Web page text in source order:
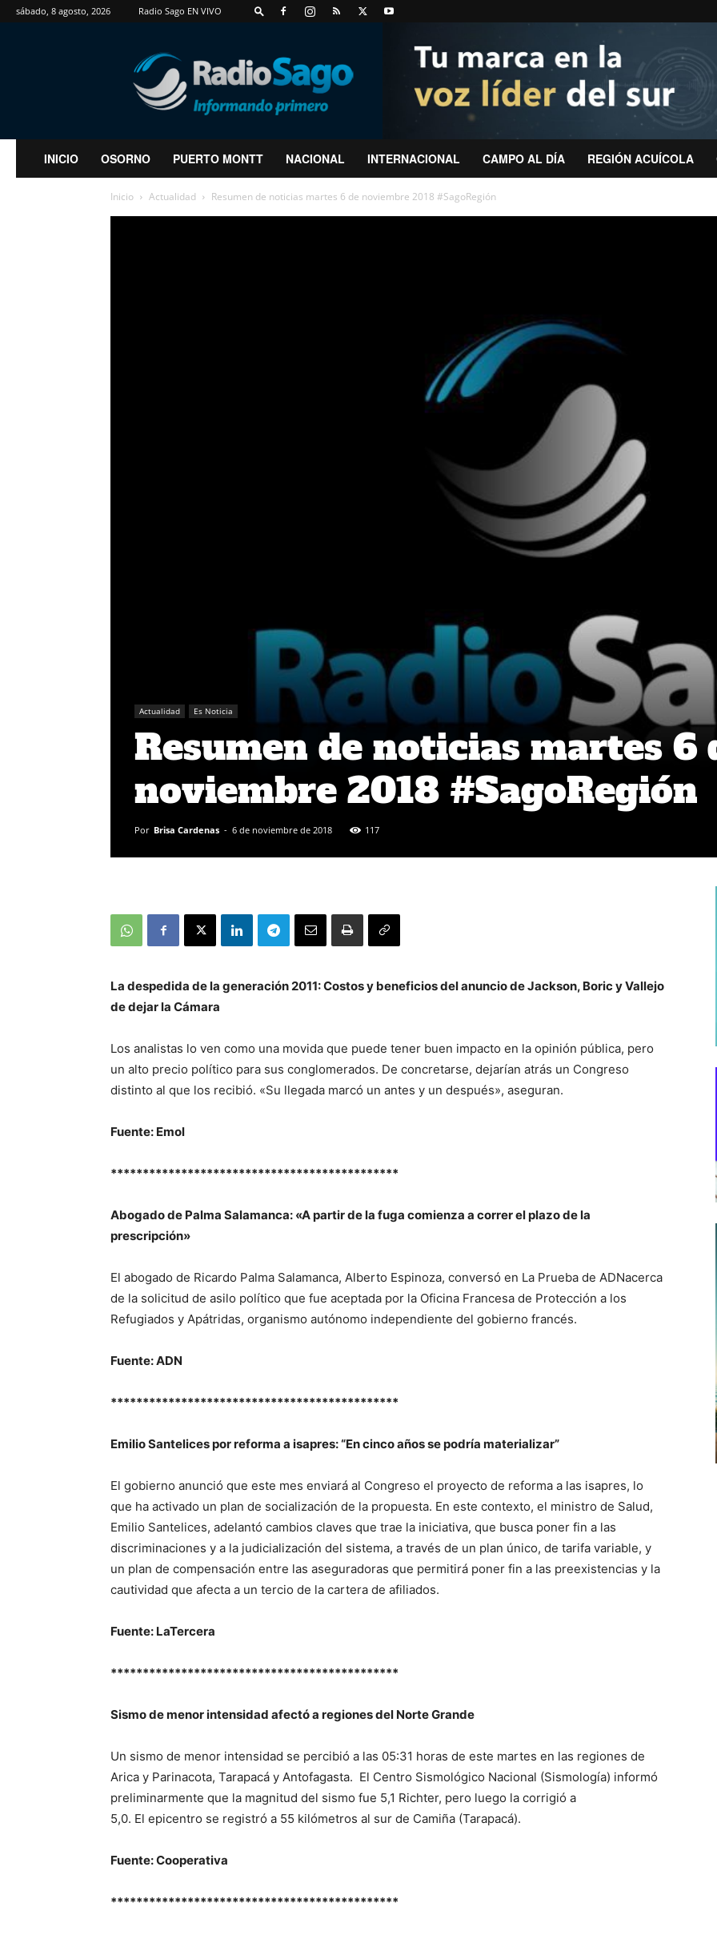
sábado, 8 agosto, 2026 Radio Sago EN VIVO
RadioSago
INICIO OSORNO PUERTO MONTT NACIONAL INTERNACIONAL CAMPO AL DÍA REGIÓN ACUÍCOLA
Inicio Actualidad Resumen de noticias martes 6 de noviembre 2018 #SagoRegión
Actualidad Es Noticia
Resumen de noticias martes 6
noviembre 2018
Por Brisa Cardenas - 6 de noviembre de 2018 117
La despedida de la generación 2011: Costos y beneficios del anuncio de Jackson, Boric y Vallejo
de dejar la Cámara
Los analistas lo ven como una movida que puede tener buen impacto en la opinión pública, pero
un alto precio político para sus conglomerados. De concretarse, dejarían atrás un Congreso
distinto al que los recibió. «Su llegada marcó un antes y un después», aseguran.
Fuente: Emol
*********************************************
Abogado de Palma Salamanca: «A partir de la fuga comienza a correr el plazo de la
prescripción»
El abogado de Ricardo Palma Salamanca, Alberto Espinoza, conversó en La Prueba de ADNacerca
de la solicitud de asilo político que fue aceptada por la Oficina Francesa de Protección a los
Refugiados y Apátridas, organismo autónomo independiente del gobierno francés.
Fuente: ADN
*********************************************
Emilio Santelices por reforma a isapres: “En cinco años se podría materializar”
El gobierno anunció que este mes enviará al Congreso el proyecto de reforma a las isapres, lo
que ha activado un plan de socialización de la propuesta. En este contexto, el ministro de Salud,
Emilio Santelices, adelantó cambios claves que trae la iniciativa, que busca poner fin a las
discriminaciones y a la judicialización del sistema, a través de un plan único, de tarifa variable, y
un plan de compensación entre las aseguradoras que permitirá poner fin a las preexistencias y la
cautividad que afecta a un tercio de la cartera de afiliados.
Fuente: LaTercera
*********************************************
Sismo de menor intensidad afectó a regiones del Norte Grande
Un sismo de menor intensidad se percibió a las 05:31 horas de este martes en las regiones de
Arica y Parinacota, Tarapacá y Antofagasta. El Centro Sismológico Nacional (Sismología) informó
preliminarmente que la magnitud del sismo fue 5,1 Richter, pero luego la corrigió a
5,0. El epicentro se registró a 55 kilómetros al sur de Camiña (Tarapacá).
Fuente: Cooperativa
*********************************************